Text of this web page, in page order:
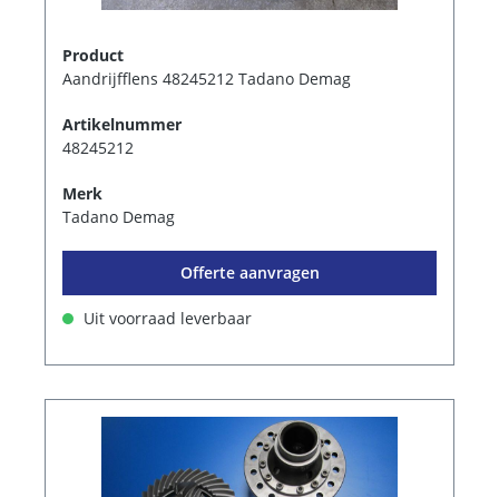
Product
Aandrijfflens 48245212 Tadano Demag
Artikelnummer
48245212
Merk
Tadano Demag
Offerte aanvragen
Uit voorraad leverbaar